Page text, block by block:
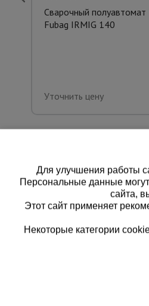
Сварочный полуавтомат
Fubag IRMIG 140
Уточнить цену
Для улучшения работы
Персональные данные
сайта,
Этот сайт применяет
Некоторые категории